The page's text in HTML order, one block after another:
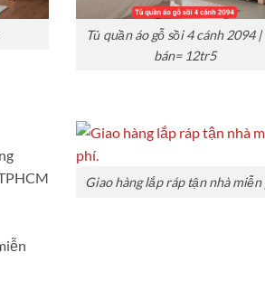
Tủ quần áo gỗ sồi 4 cánh 2094 |
bán= 12tr5
Giao hàng lắp ráp tận nhà miễn